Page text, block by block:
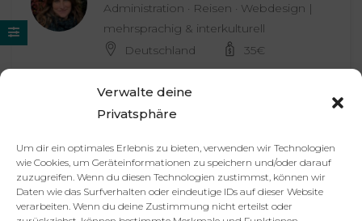
Verwalte deine
Privatsphäre
Um dir ein optimales Erlebnis zu bieten, verwenden wir Technologien
wie Cookies, um Geräteinformationen zu speichern und/oder darauf
zuzugreifen. Wenn du diesen Technologien zustimmst, können wir
Daten wie das Surfverhalten oder eindeutige IDs auf dieser Website
verarbeiten. Wenn du deine Zustimmung nicht erteilst oder
Administration · Reisen · Webdesign |
mehrsprachig & interkulturell
Deutschland
35€
© 2025 va-finden.de – Alle Rechte vorbehalten.
Kontakt
Virtuelle Assistenz & Freelancer